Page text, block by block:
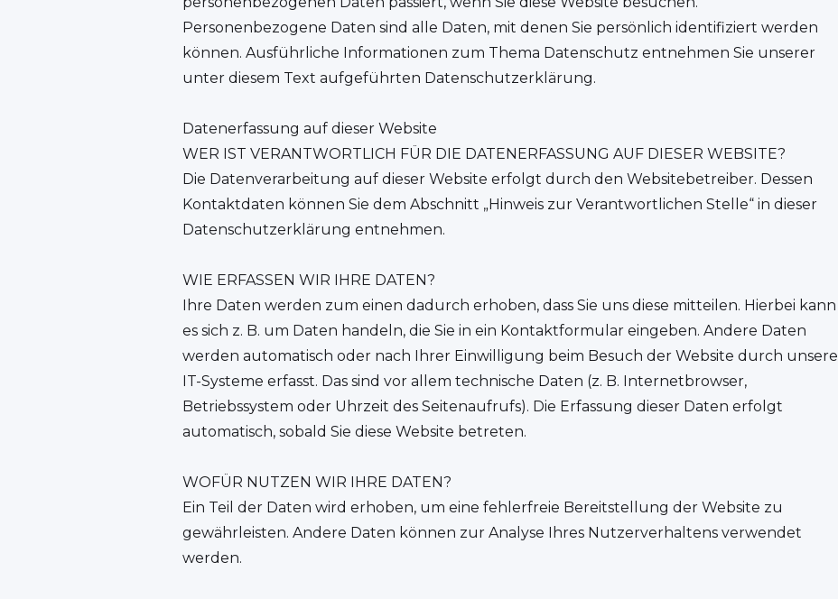
Personenbezogene Daten sind alle Daten, mit denen Sie persönlich identifiziert werden
können. Ausführliche Informationen zum Thema Datenschutz entnehmen Sie unserer
unter diesem Text aufgeführten Datenschutzerklärung.
Datenerfassung auf dieser Website
WER IST VERANTWORTLICH FÜR DIE DATENERFASSUNG AUF DIESER WEBSITE?
Die Datenverarbeitung auf dieser Website erfolgt durch den Websitebetreiber. Dessen
Kontaktdaten können Sie dem Abschnitt „Hinweis zur Verantwortlichen Stelle“ in dieser
Datenschutzerklärung entnehmen.
WIE ERFASSEN WIR IHRE DATEN?
Ihre Daten werden zum einen dadurch erhoben, dass Sie uns diese mitteilen. Hierbei kann
es sich z. B. um Daten handeln, die Sie in ein Kontaktformular eingeben. Andere Daten
werden automatisch oder nach Ihrer Einwilligung beim Besuch der Website durch unsere
IT-Systeme erfasst. Das sind vor allem technische Daten (z. B. Internetbrowser,
Betriebssystem oder Uhrzeit des Seitenaufrufs). Die Erfassung dieser Daten erfolgt
automatisch, sobald Sie diese Website betreten.
WOFÜR NUTZEN WIR IHRE DATEN?
Ein Teil der Daten wird erhoben, um eine fehlerfreie Bereitstellung der Website zu
gewährleisten. Andere Daten können zur Analyse Ihres Nutzerverhaltens verwendet
werden.